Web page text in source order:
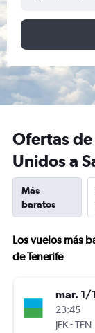
Ofertas
Unidos a
Más
baratos
Los vuelos más
de Tenerife
mar. 1/
23:45
JFK-TFN